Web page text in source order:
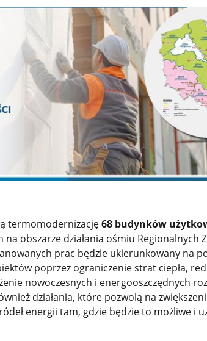
termomodernizację68 budynków
na obszarze działania ośmiu Regionalnych
prac będzie ukierunkowany na
poprzez ograniczenie strat ciepła,
nowoczesnych i energooszczędnych
działania, które pozwolą na
energii tam, gdzie będzie to możliwe i